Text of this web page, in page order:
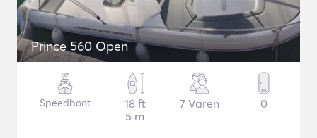
Prince 560 Open
Speedboot
18 ft
5 m
7 Varen 0